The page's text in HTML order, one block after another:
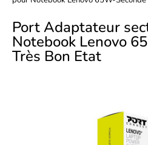
Port Adaptateur
Notebook Lenovo
Très Bon Etat